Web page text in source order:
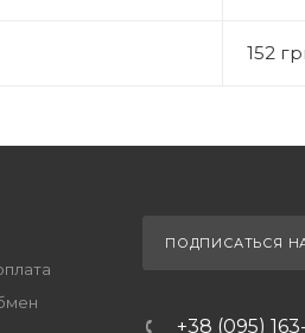
152
ПОДПИСАТЬСЯ
+38 (095)